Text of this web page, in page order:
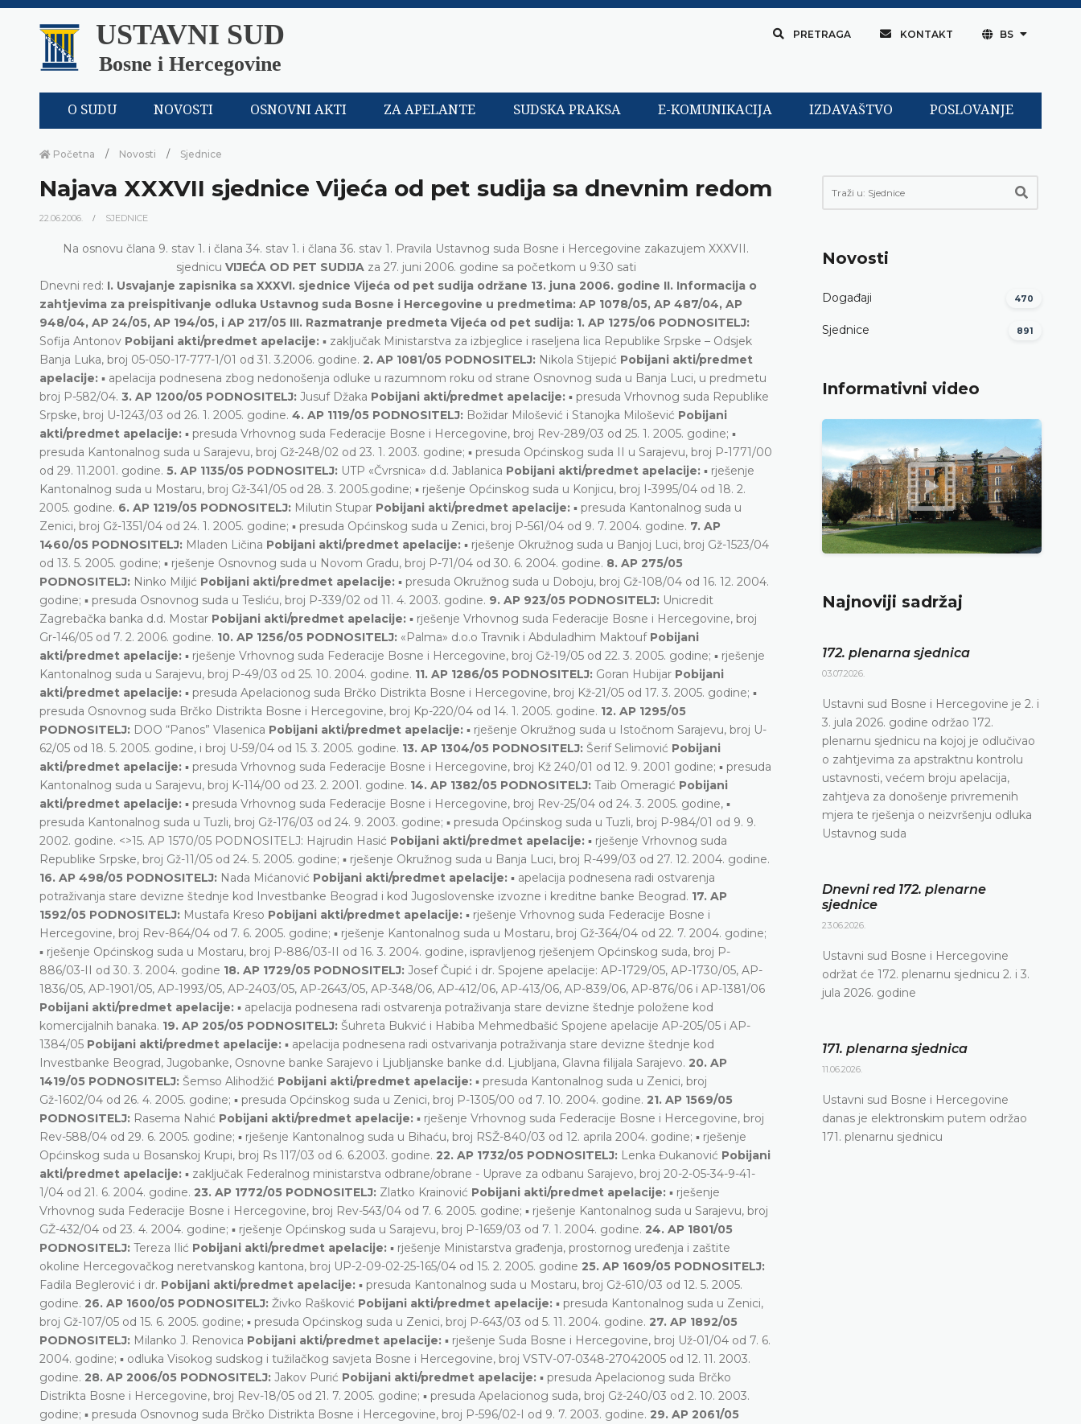
USTAVNI SUD
Bosne i Hercegovine
PRETRAGA KONTAKT BS
O SUDU NOVOSTI OSNOVNI AKTI ZA APELANTE SUDSKA PRAKSA E-KOMUNIKACIJA IZDAVAŠTVO POSLOVANJE
Početna Novosti Sjednice
Najava XXXVII sjednice Vijeća od pet sudija sa dnevnim redom
22.06.2006. SJEDNICE
Na osnovu člana 9. stav 1. i člana 34. stav 1. i člana 36. stav 1. Pravila Ustavnog suda Bosne i Hercegovine zakazujem XXXVII.
sjednicu VIJEĆA OD PET SUDIJAza 27. juni 2006. godine sa početkom u 9:30 sati
Dnevni red: I. Usvajanje zapisnika sa XXXVI. sjednice Vijeća od pet sudija održane 13. juna 2006. godine II. Informacija o
zahtjevima za preispitivanje odluka Ustavnog suda Bosne i Hercegovine u predmetima: AP 1078/05, AP 487/04, AP
948/04, AP 24/05, AP 194/05, i AP 217/05 III. Razmatranje predmeta Vijeća od pet sudija: 1. AP 1275/06 PODNOSITELJ:
Sofija Antonov Pobijani akti/predmet apelacije: ▪ zaključak Ministarstva za izbjeglice i raseljena lica Republike Srpske – Odsjek
Banja Luka, broj 05-050-17-777-1/01 od 31. 3.2006. godine. 2. AP 1081/05 PODNOSITELJ: Nikola Stijepić Pobijani akti/predmet
apelacije: ▪ apelacija podnesena zbog nedonošenja odluke u razumnom roku od strane Osnovnog suda u Banja Luci, u predmetu
broj P-582/04. 3. AP 1200/05 PODNOSITELJ: Jusuf Džaka Pobijani akti/predmet apelacije: ▪ presuda Vrhovnog suda Republike
Srpske, broj U-1243/03 od 26. 1. 2005. godine. 4. AP 1119/05 PODNOSITELJ: Božidar Milošević i Stanojka Milošević Pobijani
akti/predmet apelacije: ▪ presuda Vrhovnog suda Federacije Bosne i Hercegovine, broj Rev-289/03 od 25. 1. 2005. godine; ▪
presuda Kantonalnog suda u Sarajevu, broj Gž-248/02 od 23. 1. 2003. godine; ▪ presuda Općinskog suda II u Sarajevu, broj P-1771/00
od 29. 11.2001. godine. 5. AP 1135/05 PODNOSITELJ: UTP «Čvrsnica» d.d. Jablanica Pobijani akti/predmet apelacije: ▪ rješenje
Kantonalnog suda u Mostaru, broj Gž-341/05 od 28. 3. 2005.godine; ▪ rješenje Općinskog suda u Konjicu, broj I-3995/04 od 18. 2.
2005. godine. 6. AP 1219/05 PODNOSITELJ: Milutin Stupar Pobijani akti/predmet apelacije: ▪ presuda Kantonalnog suda u
Zenici, broj Gž-1351/04 od 24. 1. 2005. godine; ▪ presuda Općinskog suda u Zenici, broj P-561/04 od 9. 7. 2004. godine. 7. AP
1460/05 PODNOSITELJ: Mladen Ličina Pobijani akti/predmet apelacije: ▪ rješenje Okružnog suda u Banjoj Luci, broj Gž-1523/04
od 13. 5. 2005. godine; ▪ rješenje Osnovnog suda u Novom Gradu, broj P-71/04 od 30. 6. 2004. godine. 8. AP 275/05
PODNOSITELJ: Ninko Miljić Pobijani akti/predmet apelacije: ▪ presuda Okružnog suda u Doboju, broj Gž-108/04 od 16. 12. 2004.
godine; ▪ presuda Osnovnog suda u Tesliću, broj P-339/02 od 11. 4. 2003. godine. 9. AP 923/05 PODNOSITELJ: Unicredit
Zagrebačka banka d.d. Mostar Pobijani akti/predmet apelacije: ▪ rješenje Vrhovnog suda Federacije Bosne i Hercegovine, broj
Gr-146/05 od 7. 2. 2006. godine. 10. AP 1256/05 PODNOSITELJ: «Palma» d.o.o Travnik i Abduladhim Maktouf Pobijani
akti/predmet apelacije: ▪ rješenje Vrhovnog suda Federacije Bosne i Hercegovine, broj Gž-19/05 od 22. 3. 2005. godine; ▪ rješenje
Kantonalnog suda u Sarajevu, broj P-49/03 od 25. 10. 2004. godine. 11. AP 1286/05 PODNOSITELJ: Goran Hubijar Pobijani
akti/predmet apelacije: ▪ presuda Apelacionog suda Brčko Distrikta Bosne i Hercegovine, broj Kž-21/05 od 17. 3. 2005. godine; ▪
presuda Osnovnog suda Brčko Distrikta Bosne i Hercegovine, broj Kp-220/04 od 14. 1. 2005. godine. 12. AP 1295/05
PODNOSITELJ: DOO “Panos” Vlasenica Pobijani akti/predmet apelacije: ▪ rješenje Okružnog suda u Istočnom Sarajevu, broj U-
62/05 od 18. 5. 2005. godine, i broj U-59/04 od 15. 3. 2005. godine. 13. AP 1304/05 PODNOSITELJ: Šerif Selimović Pobijani
akti/predmet apelacije: ▪ presuda Vrhovnog suda Federacije Bosne i Hercegovine, broj Kž 240/01 od 12. 9. 2001 godine; ▪ presuda
Kantonalnog suda u Sarajevu, broj K-114/00 od 23. 2. 2001. godine. 14. AP 1382/05 PODNOSITELJ: Taib Omeragić Pobijani
akti/predmet apelacije: ▪ presuda Vrhovnog suda Federacije Bosne i Hercegovine, broj Rev-25/04 od 24. 3. 2005. godine, ▪
presuda Kantonalnog suda u Tuzli, broj Gž-176/03 od 24. 9. 2003. godine; ▪ presuda Općinskog suda u Tuzli, broj P-984/01 od 9. 9.
2002. godine. <>15. AP 1570/05 PODNOSITELJ: Hajrudin Hasić Pobijani akti/predmet apelacije: ▪ rješenje Vrhovnog suda
Republike Srpske, broj Gž-11/05 od 24. 5. 2005. godine; ▪ rješenje Okružnog suda u Banja Luci, broj R-499/03 od 27. 12. 2004. godine.
16. AP 498/05 PODNOSITELJ: Nada Mićanović Pobijani akti/predmet apelacije: ▪ apelacija podnesena radi ostvarenja
potraživanja stare devizne štednje kod Investbanke Beograd i kod Jugoslovenske izvozne i kreditne banke Beograd. 17. AP
1592/05 PODNOSITELJ: Mustafa Kreso Pobijani akti/predmet apelacije: ▪ rješenje Vrhovnog suda Federacije Bosne i
Hercegovine, broj Rev-864/04 od 7. 6. 2005. godine; ▪ rješenje Kantonalnog suda u Mostaru, broj Gž-364/04 od 22. 7. 2004. godine;
▪ rješenje Općinskog suda u Mostaru, broj P-886/03-II od 16. 3. 2004. godine, ispravljenog rješenjem Općinskog suda, broj P-
886/03-II od 30. 3. 2004. godine 18. AP 1729/05 PODNOSITELJ: Josef Čupić i dr. Spojene apelacije: AP-1729/05, AP-1730/05, AP-
1836/05, AP-1901/05, AP-1993/05, AP-2403/05, AP-2643/05, AP-348/06, AP-412/06, AP-413/06, AP-839/06, AP-876/06 i AP-1381/06
Pobijani akti/predmet apelacije: ▪ apelacija podnesena radi ostvarenja potraživanja stare devizne štednje položene kod
komercijalnih banaka. 19. AP 205/05 PODNOSITELJ: Šuhreta Bukvić i Habiba Mehmedbašić Spojene apelacije AP-205/05 i AP-
1384/05 Pobijani akti/predmet apelacije: ▪ apelacija podnesena radi ostvarivanja potraživanja stare devizne štednje kod
Investbanke Beograd, Jugobanke, Osnovne banke Sarajevo i Ljubljanske banke d.d. Ljubljana, Glavna filijala Sarajevo. 20. AP
1419/05 PODNOSITELJ: Šemso Alihodžić Pobijani akti/predmet apelacije: ▪ presuda Kantonalnog suda u Zenici, broj
Gž-1602/04 od 26. 4. 2005. godine; ▪ presuda Općinskog suda u Zenici, broj P-1305/00 od 7. 10. 2004. godine. 21. AP 1569/05
PODNOSITELJ: Rasema Nahić Pobijani akti/predmet apelacije: ▪ rješenje Vrhovnog suda Federacije Bosne i Hercegovine, broj
Rev-588/04 od 29. 6. 2005. godine; ▪ rješenje Kantonalnog suda u Bihaću, broj RSŽ-840/03 od 12. aprila 2004. godine; ▪ rješenje
Općinskog suda u Bosanskoj Krupi, broj Rs 117/03 od 6. 6.2003. godine. 22. AP 1732/05 PODNOSITELJ: Lenka Đukanović Pobijani
akti/predmet apelacije: ▪ zaključak Federalnog ministarstva odbrane/obrane - Uprave za odbanu Sarajevo, broj 20-2-05-34-9-41-
1/04 od 21. 6. 2004. godine. 23. AP 1772/05 PODNOSITELJ: Zlatko Krainović Pobijani akti/predmet apelacije: ▪ rješenje
Vrhovnog suda Federacije Bosne i Hercegovine, broj Rev-543/04 od 7. 6. 2005. godine; ▪ rješenje Kantonalnog suda u Sarajevu, broj
GŽ-432/04 od 23. 4. 2004. godine; ▪ rješenje Općinskog suda u Sarajevu, broj P-1659/03 od 7. 1. 2004. godine. 24. AP 1801/05
PODNOSITELJ: Tereza Ilić Pobijani akti/predmet apelacije: ▪ rješenje Ministarstva građenja, prostornog uređenja i zaštite
okoline Hercegovačkog neretvanskog kantona, broj UP-2-09-02-25-165/04 od 15. 2. 2005. godine 25. AP 1609/05 PODNOSITELJ:
Fadila Beglerović i dr. Pobijani akti/predmet apelacije: ▪ presuda Kantonalnog suda u Mostaru, broj Gž-610/03 od 12. 5. 2005.
godine. 26. AP 1600/05 PODNOSITELJ: Živko Rašković Pobijani akti/predmet apelacije: ▪ presuda Kantonalnog suda u Zenici,
broj Gž-107/05 od 15. 6. 2005. godine; ▪ presuda Općinskog suda u Zenici, broj P-643/03 od 5. 11. 2004. godine. 27. AP 1892/05
PODNOSITELJ: Milanko J. Renovica Pobijani akti/predmet apelacije: ▪ rješenje Suda Bosne i Hercegovine, broj Už-01/04 od 7. 6.
2004. godine; ▪ odluka Visokog sudskog i tužilačkog savjeta Bosne i Hercegovine, broj VSTV-07-0348-27042005 od 12. 11. 2003.
godine. 28. AP 2006/05 PODNOSITELJ: Jakov Purić Pobijani akti/predmet apelacije: ▪ presuda Apelacionog suda Brčko
Distrikta Bosne i Hercegovine, broj Rev-18/05 od 21. 7. 2005. godine; ▪ presuda Apelacionog suda, broj Gž-240/03 od 2. 10. 2003.
godine; ▪ presuda Osnovnog suda Brčko Distrikta Bosne i Hercegovine, broj P-596/02-I od 9. 7. 2003. godine. 29. AP 2061/05
Novosti
Događaji 470
Sjednice 891
Informativni video
Najnoviji sadržaj
172. plenarna sjednica
03.07.2026.
Ustavni sud Bosne i Hercegovine je 2. i
3. jula 2026. godine održao 172.
plenarnu sjednicu na kojoj je odlučivao
o zahtjevima za apstraktnu kontrolu
ustavnosti, većem broju apelacija,
zahtjeva za donošenje privremenih
mjera te rješenja o neizvršenju odluka
Ustavnog suda
Dnevni red 172. plenarne
sjednice
23.06.2026.
Ustavni sud Bosne i Hercegovine
održat će 172. plenarnu sjednicu 2. i 3.
jula 2026. godine
171. plenarna sjednica
11.06.2026.
Ustavni sud Bosne i Hercegovine
danas je elektronskim putem održao
171. plenarnu sjednicu